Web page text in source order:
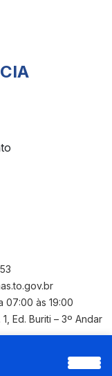
07:00 às 19:00
Ed. Buriti – 3º Andar